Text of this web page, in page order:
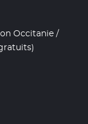
Occitanie /